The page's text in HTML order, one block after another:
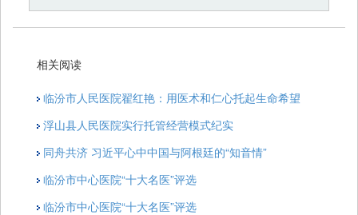
相关阅读
临汾市人民医院翟红艳：用医术和仁心托起生命希望
浮山县人民医院实行托管经营模式纪实
同舟共济 习近平心中中国与阿根廷的“知音情”
临汾市中心医院“十大名医”评选
临汾市中心医院“十大名医”评选